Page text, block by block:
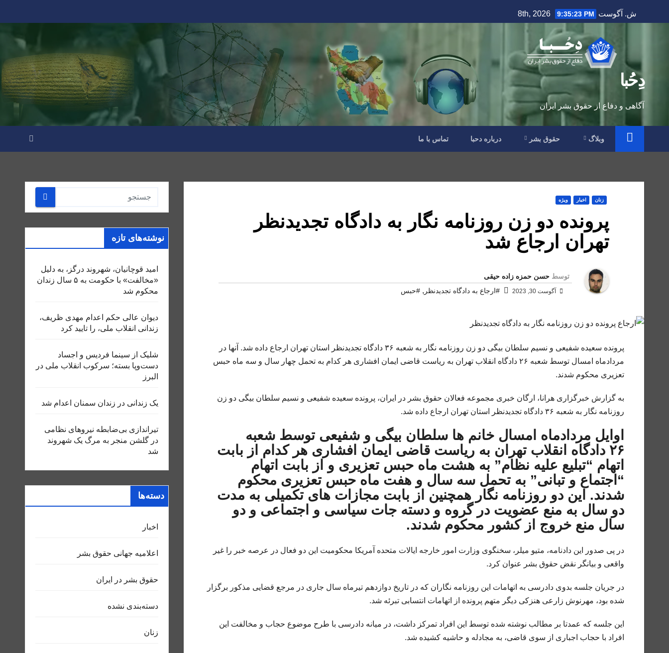
to
ش. آگوست 8th, 2026 9:35:24 PM
دِحُبا
آگاهی و دفاع از حقوق بشر ایران
وبلاگ حقوق بشر درباره دحبا تماس با ما
زنان اخبار ویژه
پرونده دو زن روزنامه نگار به دادگاه تجدیدنظر
تهران ارجاع شد
توسط حسن حمزه زاده حیقی
آگوست 30, 2023 #ارجاع به دادگاه تجدیدنظر , #حبس
پرونده سعیده شفیعی و نسیم سلطان بیگی دو زن روزنامه نگار به شعبه ۳۶ دادگاه تجدیدنظر استان تهران ارجاع داده شد. آنها در
مردادماه امسال توسط شعبه ۲۶ دادگاه انقلاب تهران به ریاست قاضی ایمان افشاری هر کدام به تحمل چهار سال و سه ماه حبس
تعزیری محکوم شدند.
به گزارش خبرگزاری هرانا، ارگان خبری مجموعه فعالان حقوق بشر در ایران، پرونده سعیده شفیعی و نسیم سلطان بیگی دو زن
روزنامه نگار به شعبه ۳۶ دادگاه تجدیدنظر استان تهران ارجاع داده شد.
اوایل مردادماه امسال خانم ها سلطان بیگی و شفیعی توسط شعبه
۲۶ دادگاه انقلاب تهران به ریاست قاضی ایمان افشاری هر کدام از بابت
اتهام “تبلیع علیه نظام” به هشت ماه حبس تعزیری و از بابت اتهام
“اجتماع و تبانی” به تحمل سه سال و هفت ماه حبس تعزیری محکوم
شدند. این دو روزنامه نگار همچنین از بابت مجازات های تکمیلی به مدت
دو سال به منع عضویت در گروه و دسته جات سیاسی و اجتماعی و دو
سال منع خروج از کشور محکوم شدند.
در پی صدور این دادنامه، متیو میلر، سخنگوی وزارت امور خارجه ایالات متحده آمریکا محکومیت این دو فعال در عرصه خبر را غیر
واقعی و بیانگر نقض حقوق بشر عنوان کرد.
در جریان جلسه بدوی دادرسی به اتهامات این روزنامه نگاران که در تاریخ دوازدهم تیرماه سال جاری در مرجع قضایی مذکور برگزار
شده بود، مهرنوش زارعی هنزکی دیگر متهم پرونده از اتهامات انتسابی تبرئه شد.
این جلسه که عمدتا بر مطالب نوشته شده توسط این افراد تمرکز داشت، در میانه دادرسی با طرح موضوع حجاب و مخالفت این
افراد با حجاب اجباری از سوی قاضی، به مجادله و حاشیه کشیده شد.
نوشته‌های تازه
امید قوچانیان، شهروند درگز، به دلیل
«مخالفت» با حکومت به ۵ سال زندان
محکوم شد
دیوان عالی حکم اعدام مهدی ظریف،
زندانی انقلاب ملی، را تایید کرد
شلیک از سینما فردیس و اجساد
دست‌وپا بسته؛ سرکوب انقلاب ملی در
البرز
یک زندانی در زندان سمنان اعدام شد
تیراندازی بی‌ضابطه نیروهای نظامی
در گلشن منجر به مرگ یک شهروند
شد
دسته‌ها
اخبار
اعلاميه جهانی حقوق بشر
حقوق بشر در ایران
دسته‌بندی نشده
زنان